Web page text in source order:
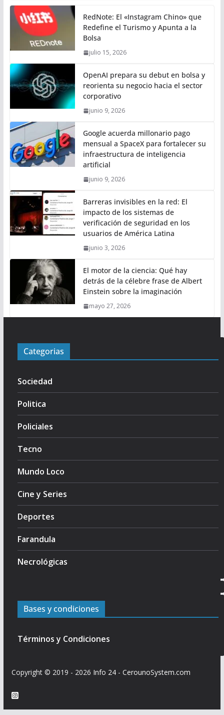
RedNote: El «Instagram Chino» que
Redefine el Turismo y Apunta a la
Bolsa
julio 15, 2026
OpenAI prepara su debut en bolsa y
reorienta su negocio hacia el sector
corporativo
junio 9, 2026
Google acuerda millonario pago
mensual a SpaceX para fortalecer su
infraestructura de inteligencia
artificial
junio 9, 2026
Barreras invisibles en la red: El
impacto de los sistemas de
verificación de seguridad en los
usuarios de América Latina
junio 3, 2026
El motor de la ciencia: Qué hay
detrás de la célebre frase de Albert
Einstein sobre la imaginación
mayo 27, 2026
Categorias
Sociedad
Politica
Policiales
Tecno
Mundo Loco
Cine y Series
Deportes
Farandula
Necrológicas
Bases y condiciones
Términos y Condiciones
Copyright © 2019 - 2026 Info 24- CerounoSystem.com